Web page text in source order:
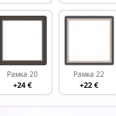
Рамка 20
+24 €
Рамка 22
+22 €